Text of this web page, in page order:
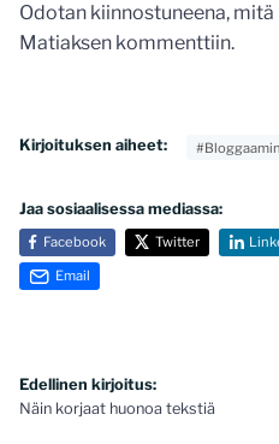
Odotan kiinnostuneena,
Matiaksen kommenttiin.
Kirjoituksen aiheet:
Jaa sosiaalisessa mediassa:
Facebook Twitter
Email
Artikkelien
selaus
Edellinen kirjoitus:
Näin korjaat huonoa tekstiä